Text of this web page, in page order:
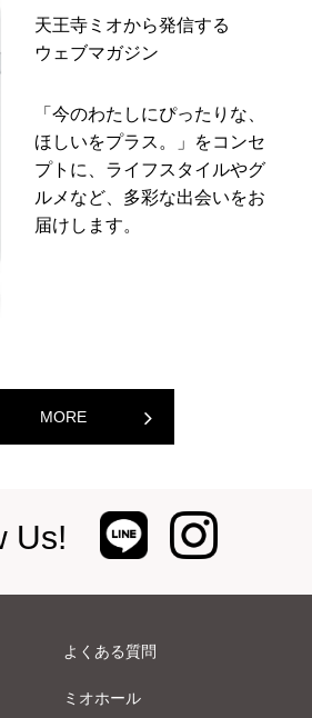
天王寺ミオから発信する
ウェブマガジン
「今のわたしにぴったりな、
ほしいをプラス。」をコンセ
プトに、ライフスタイルやグ
ルメなど、多彩な出会いをお
届けします。
MORE
Us!
よくある質問
ミオホール